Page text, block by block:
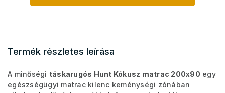
Termék részletes leírása
A minőségi táskarugós Hunt Kókusz matrac 200x90 egy
egészségügyi matrac kilenc keménységi zónában